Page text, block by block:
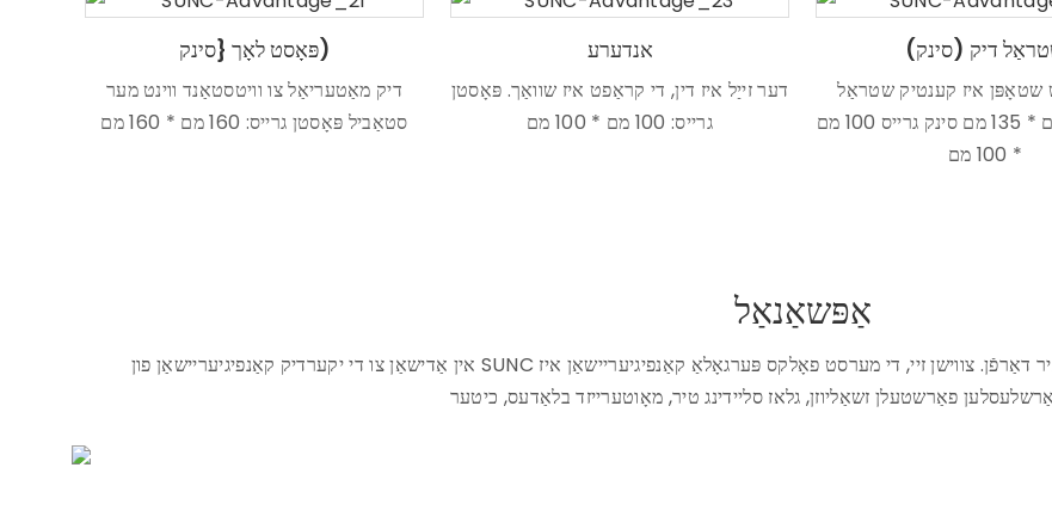
פּאָסט לאָך {סינק)
דיק מאַטעריאַל צו וויטסטאַנד ווינט מער
סטאַביל פּאָסטן גרייס: 160 מם * 160 מם
אנדערע
דער זייַל איז דין, די קראַפט איז שוואַך. פּאָסטן
גרייס: 100 מם * 100 מם
דיק (סינק)
שטאָפּן איז קענטיק שטראַל
גרייס: 240 מם * 135 מם סינק גרייס 100 מם
* 100 מם
אַפּשאַנאַל
אין אַדישאַן צו די יקערדיק קאַנפיגיעריישאַן פון SUNC פּערגאָלאַ, איר קענען אויך קלייַבן אנדערע אַקסעסעריז איר דאַרפֿן. צווישן זיי, די מערסט פאָלקס פּערגאָלאַ קאַנפיגיעריישאַן איז